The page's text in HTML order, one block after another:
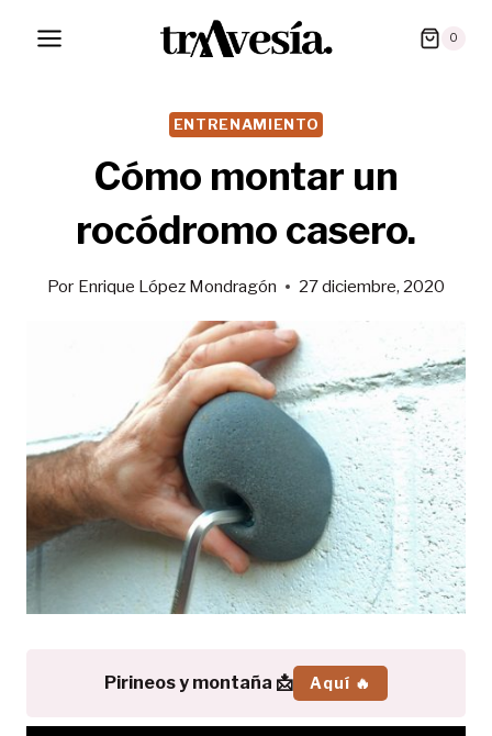
0
ENTRENAMIENTO
Cómo montar un
rocódromo casero.
Por Enrique López Mondragón 27 diciembre, 2020
Pirineos y montaña 📩 Aquí 🔥